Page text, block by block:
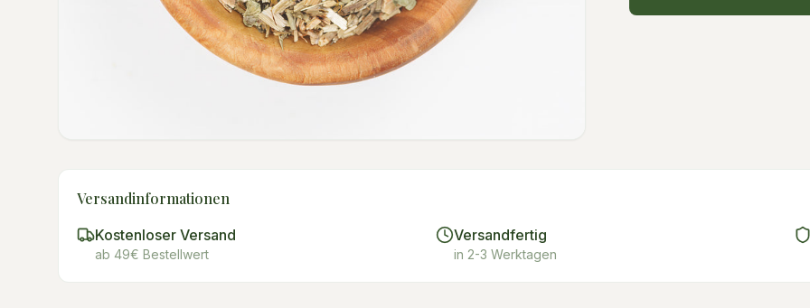
Versandinformationen
Kostenloser Versand
ab 49€ Bestellwert
Versandfertig
in 2-3 Werktagen